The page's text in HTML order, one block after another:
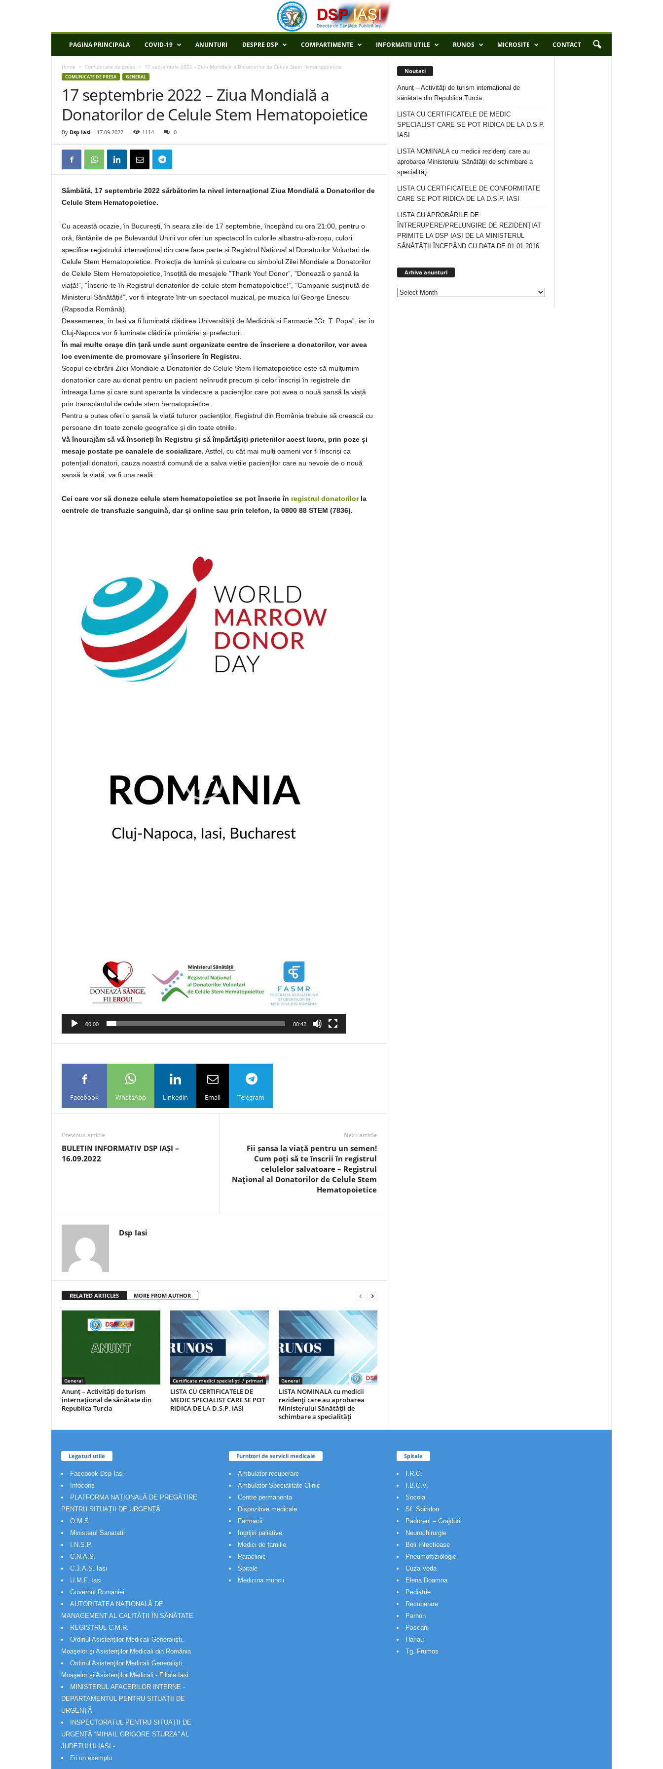
P
PAGINA PRINCIPALA COVID-19 ANUNTURI DESPRE DSP COMPARTIMENTE INFORMATII UTILE RUNOS MICROSITE CONTACT
Home Comunicate de presa 17 septembrie 2022 – Ziua Mondială a Donatorilor de Celule Stem Hematopoietice
COMUNICATE DE PRESA GENERAL
17 septembrie 2022 – Ziua Mondială a
Donatorilor de Celule Stem Hematopoietice
By Dsp Iasi - 17.09.2022 1114 0
Sâmbătă, 17 septembrie 2022 sărbătorim la nivel internațional Ziua Mondială a Donatorilor de
Celule Stem Hematopoietice.
Cu această ocazie, în București, în seara zilei de 17 septembrie, începând cu ora 21:00, pentru o
oră, fântânile de pe Bulevardul Unirii vor oferi un spectacol în culorile albastru-alb-roșu, culori
specifice registrului internațional din care face parte și Registrul Național al Donatorilor Voluntari de
Celule Stem Hematopoietice. Proiecția de lumină și culoare cu simbolul Zilei Mondiale a Donatorilor
de Celule Stem Hematopoietice, însoțită de mesajele ”Thank You! Donor”, ”Donează o șansă la
viață!”, ”Înscrie-te în Registrul donatorilor de celule stem hematopoietice!”, ”Campanie susținută de
Ministerul Sănătății!”, vor fi integrate într-un spectacol muzical, pe muzica lui George Enescu
(Rapsodia Română).
Deasemenea, în Iași va fi luminată clădirea Universității de Medicină și Farmacie ”Gr. T. Popa”, iar în
Cluj-Napoca vor fi luminate clădirile primăriei și prefecturii.
În mai multe orașe din țară unde sunt organizate centre de înscriere a donatorilor, vor avea
loc evenimente de promovare și înscriere în Registru.
Scopul celebrării Zilei Mondiale a Donatorilor de Celule Stem Hematopoietice este să mulțumim
donatorilor care au donat pentru un pacient neînrudit precum și celor înscriși în registrele din
întreaga lume și care sunt speranța la vindecare a pacienților care pot avea o nouă șansă la viață
prin transplantul de celule stem hematopoietice.
Pentru a putea oferi o șansă la viață tuturor pacienților, Registrul din România trebuie să crească cu
persoane din toate zonele geografice și din toate etniile.
Vă încurajăm să vă înscrieți în Registru și să împărtășiți prietenilor acest lucru, prin poze și
mesaje postate pe canalele de socializare. Astfel, cu cât mai mulți oameni vor fi înscriși ca
potențiali donatori, cauza noastră comună de a salva viețile pacienților care au nevoie de o nouă
șansă la viață, va fi una reală.
Cei care vor să doneze celule stem hematopoietice se pot înscrie în registrul donatorilorla
centrele de transfuzie sanguină, dar şi online sau prin telefon, la 0800 88 STEM (7836).
00:00 00:42
Facebook WhatsApp Linkedin Email Telegram
Previous article
BULETIN INFORMATIV DSP IAȘI –
16.09.2022
Next article
Fii șansa la viață pentru un semen!
Cum poți să te înscrii în registrul
celulelor salvatoare – Registrul
Naţional al Donatorilor de Celule Stem
Hematopoietice
Dsp Iasi
RELATED ARTICLES MORE FROM AUTHOR
General
Anunț – Activități de turism
internațional de sănătate din
Republica Turcia
Certificate medici specialiști / primari
LISTA CU CERTIFICATELE DE
MEDIC SPECIALIST CARE SE POT
RIDICA DE LA D.S.P. IASI
General
LISTA NOMINALA cu medicii
rezidenţi care au aprobarea
Ministerului Sănătăţii de
schimbare a specialităţi
Noutati
Anunț – Activități de turism internațional de
sănătate din Republica Turcia
LISTA CU CERTIFICATELE DE MEDIC
SPECIALIST CARE SE POT RIDICA DE LA D.S.P.
IASI
LISTA NOMINALA cu medicii rezidenţi care au
aprobarea Ministerului Sănătăţii de schimbare a
specialităţi
LISTA CU CERTIFICATELE DE CONFORMITATE
CARE SE POT RIDICA DE LA D.S.P. IASI
LISTA CU APROBĂRILE DE
ÎNTRERUPERE/PRELUNGIRE DE REZIDENȚIAT
PRIMITE LA DSP IAȘI DE LA MINISTERUL
SĂNĂTĂȚII ÎNCEPÂND CU DATA DE 01.01.2016
Arhiva anunturi
Legaturi utile
Facebook Dsp Iasi
Infocons
PLATFORMA NAȚIONALĂ DE PREGĂTIRE
PENTRU SITUAȚII DE URGENȚĂ
O.M.S
Ministerul Sanatatii
I.N.S.P.
C.N.A.S.
C.J.A.S. Iasi
U.M.F. Iasi
Guvernul Romaniei
AUTORITATEA NAȚIONALĂ DE
MANAGEMENT AL CALITĂȚII ÎN SĂNĂTATE
REGISTRUL C.M.R.
Ordinul Asistenţilor Medicali Generalişti,
Moaşelor şi Asistenţilor Medicali din România
Ordinul Asistenţilor Medicali Generalişti,
Moaşelor şi Asistenţilor Medicali - Filiala Iași
MINISTERUL AFACERILOR INTERNE -
DEPARTAMENTUL PENTRU SITUAȚII DE
URGENȚĂ
INSPECTORATUL PENTRU SITUAȚII DE
URGENȚĂ “MIHAIL GRIGORE STURZA” AL
JUDETULUI IAȘI -
Fii un exemplu
Furnizori de servicii medicale
Ambulator recuperare
Ambulator Specialitate Clinic
Centre permanenta
Dispozitive medicale
Farmacii
Ingrijiri paliative
Medici de familie
Paraclinic
Spitale
Medicina muncii
Spitale
I.R.O.
I.B.C.V.
Socola
Sf. Spiridon
Padureni – Grajduri
Neurochirurgie
Boli Infectioase
Pneumoftiziologie
Cuza Voda
Elena Doamna
Pediatrie
Recuperare
Parhon
Pascani
Harlau
Tg. Frumos